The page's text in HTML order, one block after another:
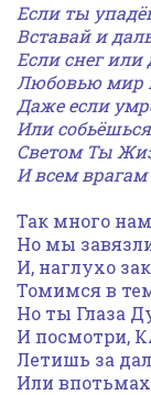
Если ты
Вставай и
Если снег или
Любовью мир
Даже если
Или
Светом Ты
И всем
Так много
Но мы
И, наглухо
Томимся в
Но ты Глаза
И посмотри,
Летишь за
Или